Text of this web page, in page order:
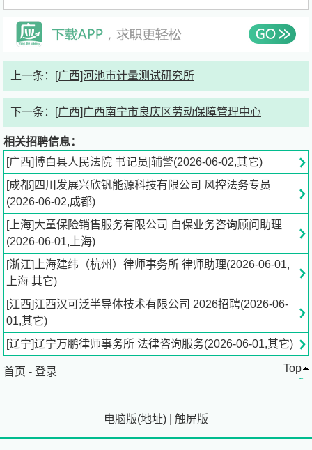
（二）沙河法庭书记员招聘条件
3.工作地点在博白县沙河镇沙河法庭，能克服艰苦条件。
同等条件下，法学专业、有法律工作从业经历的优先聘用。
（三）龙潭法庭书记员招聘条件
1.具有大专以上学历，不限专业；
2.能熟练操作电脑，具备基本逻辑思辨能力；
3.工作地点在博白县龙潭镇龙潭法庭，能克服艰苦条件。
同等条件下，法学专业、有法律工作从业经历的优先聘用。
（四）院机关辅警招聘条件
2.身体素质好，身高原则上要求168cm以上。
上一条： [广西]河池市计量测试研究所
下一条： [广西]广西南宁市良庆区劳动保障管理中心
相关招聘信息：
[广西]博白县人民法院 书记员|辅警(2026-06-02,其它)
[成都]四川发展兴欣钒能源科技有限公司 风控法务专员
(2026-06-02,成都)
[上海]大童保险销售服务有限公司 自保业务咨询顾问助理
(2026-06-01,上海)
[浙江]上海建纬（杭州）律师事务所 律师助理(2026-06-01,
上海 其它)
[江西]江西汉可泛半导体技术有限公司 2026招聘(2026-06-
01,其它)
[辽宁]辽宁万鹏律师事务所 法律咨询服务(2026-06-01,其它)
首页 - 登录 Top
电脑版(地址) 触屏版